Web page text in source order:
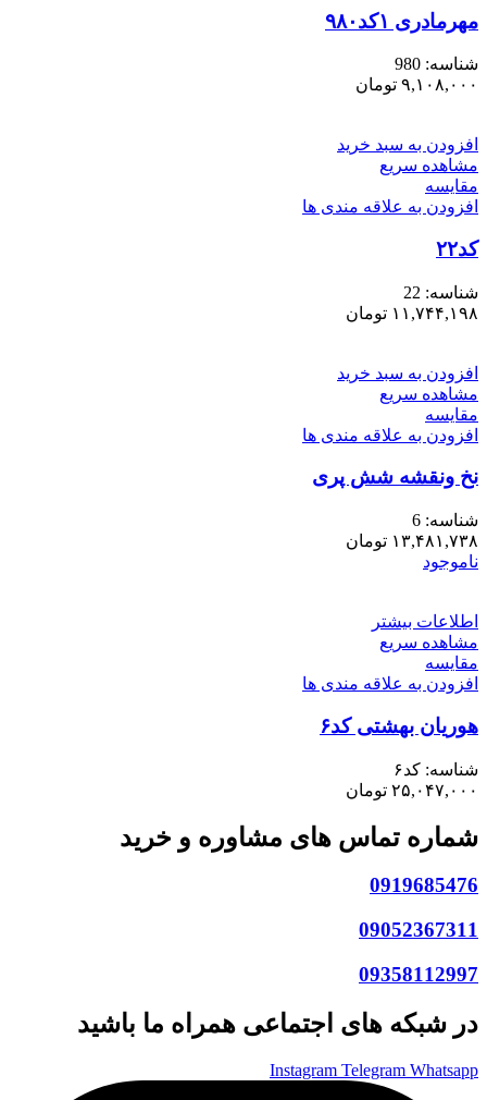
مهرمادری ۱کد۹۸۰
شناسه: 980
۹,۱۰۸,۰۰۰ تومان
افزودن به سبد خرید
مشاهده سریع
مقایسه
افزودن به علاقه مندی ها
کد۲۲
شناسه: 22
۱۱,۷۴۴,۱۹۸ تومان
افزودن به سبد خرید
مشاهده سریع
مقایسه
افزودن به علاقه مندی ها
نخ ونقشه شش پری
شناسه: 6
۱۳,۴۸۱,۷۳۸ تومان
ناموجود
اطلاعات بیشتر
مشاهده سریع
مقایسه
افزودن به علاقه مندی ها
هوریان بهشتی کد۶
شناسه: کد۶
۲۵,۰۴۷,۰۰۰ تومان
شماره تماس های مشاوره و خرید
0919685476
09052367311
09358112997
در شبکه های اجتماعی همراه ما باشید
Instagram Telegram Whatsapp